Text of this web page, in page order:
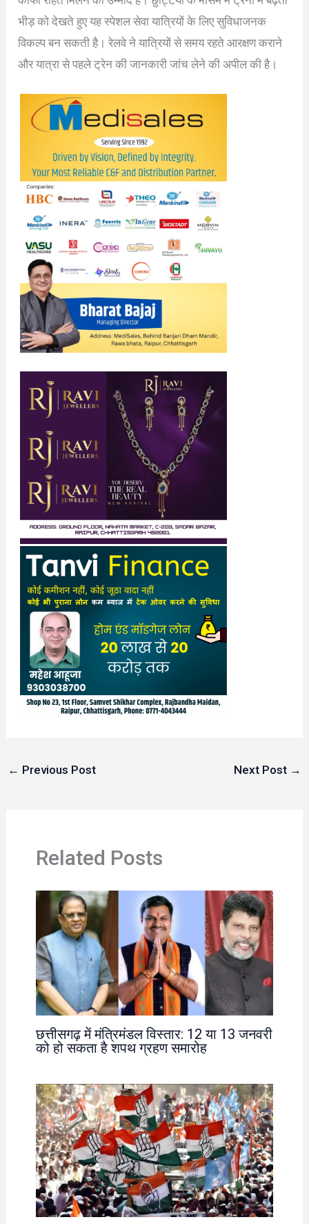
भीड़ को देखते हुए यह स्पेशल सेवा यात्रियों के लिए सुविधाजनक
विकल्प बन सकती है। रेलवे ने यात्रियों से समय रहते आरक्षण कराने
और यात्रा से पहले ट्रेन की जानकारी जांच लेने की अपील की है।
← Previous Post Next Post →
Related Posts
छत्तीसगढ़ में मंत्रिमंडल विस्तार: 12 या 13 जनवरी
को हो सकता है शपथ ग्रहण समारोह